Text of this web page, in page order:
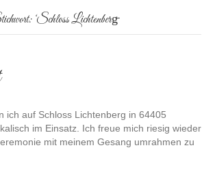
‘Schloss Lichtenberg̵
ich auf Schloss Lichtenberg in 64405
im Einsatz. Ich freue mich riesig wieder
mit meinem Gesang umrahmen zu